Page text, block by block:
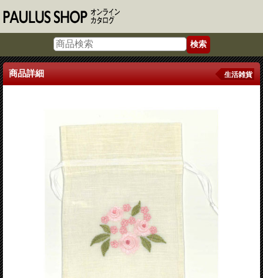
商品詳細 生活雑貨